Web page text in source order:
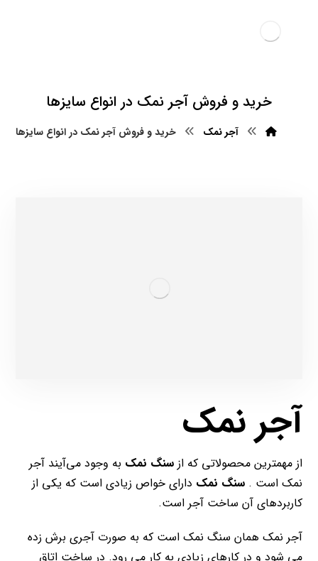
خرید و فروش آجر نمک در انواع سایزها
آجر نمک خرید و فروش آجر نمک در انواع سایزها
آجر نمک
از مهمترین محصولاتی که ازسنگ نمک به وجود می‌آیند آجر
نمک است .سنگ نمک دارای خواص زیادی است که یکی از
کاربردهای آن ساخت آجر است.
آجر نمک همان سنگ نمک است که به صورت آجری برش زده
می شود و در کارهای زیادی به کار می رود. در ساخت اتاق